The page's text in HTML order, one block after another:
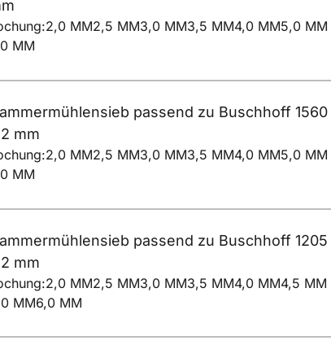
2,0 MM2,5 MM3,0 MM3,5 MM4,0 MM5,0 MM
MM
passend zu Buschhoff
mm
2,0 MM2,5 MM3,0 MM3,5 MM4,0 MM5,0 MM
MM
passend zu Buschhoff 1205
mm
2,0 MM2,5 MM3,0 MM3,5 MM4,0 MM4,5 MM
MM6,0 MM